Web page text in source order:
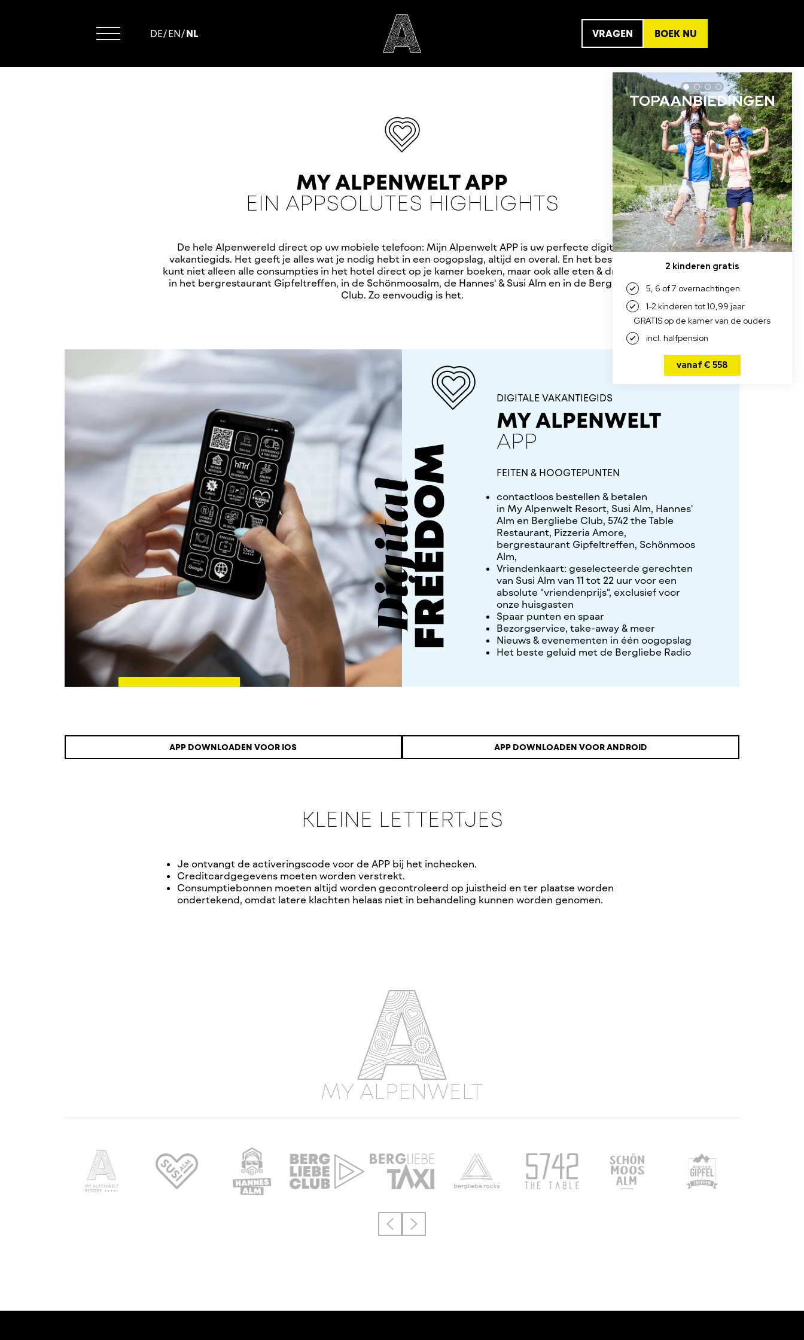
DE/EN/NL VRAGEN BOEK NU
MY ALPENWELT APP
EIN APPSOLUTES HIGHLIGHTS
De hele Alpenwereld direct op uw mobiele telefoon: Mijn Alpenwelt APP is uw perfecte digitale
vakantiegids. Het geeft je alles wat je nodig hebt in een oogopslag, altijd en overal. En het beste: je
kunt niet alleen alle consumpties in het hotel direct op je kamer boeken, maar ook alle eten & drinken
in het bergrestaurant Gipfeltreffen, in de Schönmoosalm, de Hannes' & Susi Alm en in de Bergliebe
Club. Zo eenvoudig is het.
DIGITALE VAKANTIEGIDS
MY ALPENWELT
APP
FEITEN & HOOGTEPUNTEN
contactloos bestellen & betalen
in My Alpenwelt Resort, Susi Alm, Hannes'
Alm en Bergliebe Club, 5742 the Table
Restaurant, Pizzeria Amore,
bergrestaurant Gipfeltreffen, Schönmoos
Alm,
Vriendenkaart: geselecteerde gerechten
van Susi Alm van 11 tot 22 uur voor een
absolute "vriendenprijs", exclusief voor
onze huisgasten
Spaar punten en spaar
Bezorgservice, take-away & meer
Nieuws & evenementen in één oogopslag
Het beste geluid met de Bergliebe Radio
APP DOWNLOADEN VOOR IOS APP DOWNLOADEN VOOR ANDROID
KLEINE LETTERTJES
Je ontvangt de activeringscode voor de APP bij het inchecken.
Creditcardgegevens moeten worden verstrekt.
Consumptiebonnen moeten altijd worden gecontroleerd op juistheid en ter plaatse worden
ondertekend, omdat latere klachten helaas niet in behandeling kunnen worden genomen.
MY ALPENWELT